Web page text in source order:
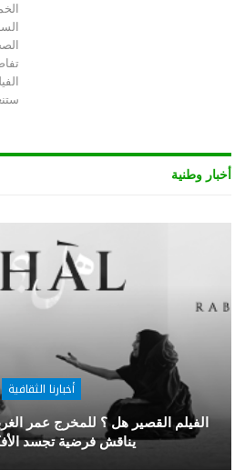
أخبار وطنية
أخبارنا الثقافية
الفيلم القصير هل ؟ للمخرج عمر
يناقش فرضية تجسد